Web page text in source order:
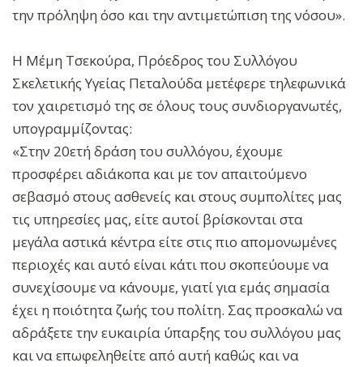
την πρόληψη όσο και την αντιμετώπιση της νόσου».
Η Μέµη Τσεκούρα, Πρόεδρος του Συλλόγου
Σκελετικής Υγείας Πεταλούδα μετέφερε τηλεφωνικά
τον χαιρετισμό της σε όλους τους συνδιοργανωτές,
υπογραμμίζοντας:
«Στην 20ετή δράση του συλλόγου, έχουμε
προσφέρει αδιάκοπα και µε τον απαιτούμενο
σεβασμό στους ασθενείς και στους συμπολίτες µας
τις υπηρεσίες µας, είτε αυτοί βρίσκονται στα
μεγάλα αστικά κέντρα είτε στις πιο απομονωμένες
περιοχές και αυτό είναι κάτι που σκοπεύουμε να
συνεχίσουμε να κάνουμε, γιατί για εμάς σημασία
έχει η ποιότητα ζωής του πολίτη. Σας προσκαλώ να
αδράξετε την ευκαιρία ύπαρξης του συλλόγου µας
και να επωφεληθείτε από αυτή καθώς και να